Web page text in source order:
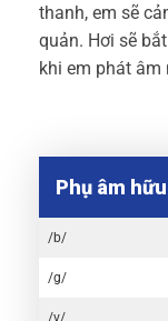
thanh, em sẽ
quản. Hơi sẽ
khi em phát âm
Phụ âm
/b/
/g/
/v/